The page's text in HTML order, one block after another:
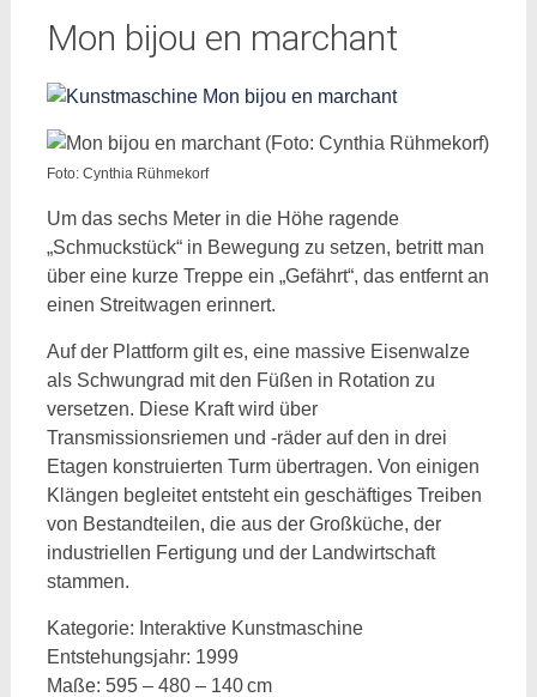
Mon bijou en marchant
Foto: Cynthia Rühmekorf
Um das sechs Meter in die Höhe ragende
„Schmuckstück“ in Bewegung zu setzen, betritt man
über eine kurze Treppe ein „Gefährt“, das entfernt an
einen Streitwagen erinnert.
Auf der Plattform gilt es, eine massive Eisen­​walze
als Schwungrad mit den Füßen in Rotation zu
versetzen. Diese Kraft wird über
Transmissionsriemen und -räder auf den in drei
Etagen konstruierten Turm übertragen. Von einigen
Klängen begleitet entsteht ein geschäftiges Treiben
von Bestandteilen, die aus der Großküche, der
industriellen Fertigung und der Landwirtschaft
stammen.
Kategorie: Interaktive Kunstmaschine
Entstehungsjahr: 1999
Maße: 595 – 480 – 140 cm